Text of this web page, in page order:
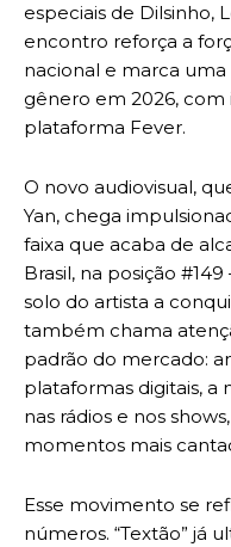
especiais de Dilsinho,
encontro reforça a
nacional e marca uma
gênero em 2026, com
plataforma Fever.
O novo audiovisual,
Yan, chega
faixa que acaba de
Brasil, na posição
solo do artista a
também chama
padrão do mercado:
plataformas digitais, a
nas rádios e nos
momentos mais
Esse movimento se
números. “Textão” já